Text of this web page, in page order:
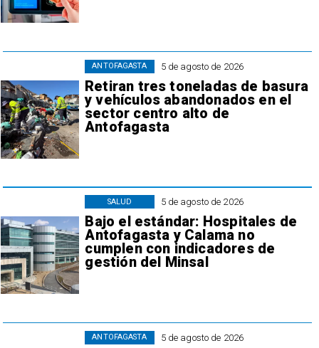
5 de agosto de 2026
Retiran tres toneladas de basura
y vehículos abandonados en el
sector centro alto de
Antofagasta
ANTOFAGASTA
5 de agosto de 2026
Bajo el estándar: Hospitales de
Antofagasta y Calama no
cumplen con indicadores de
gestión del Minsal
SALUD
5 de agosto de 2026
ANTOFAGASTA